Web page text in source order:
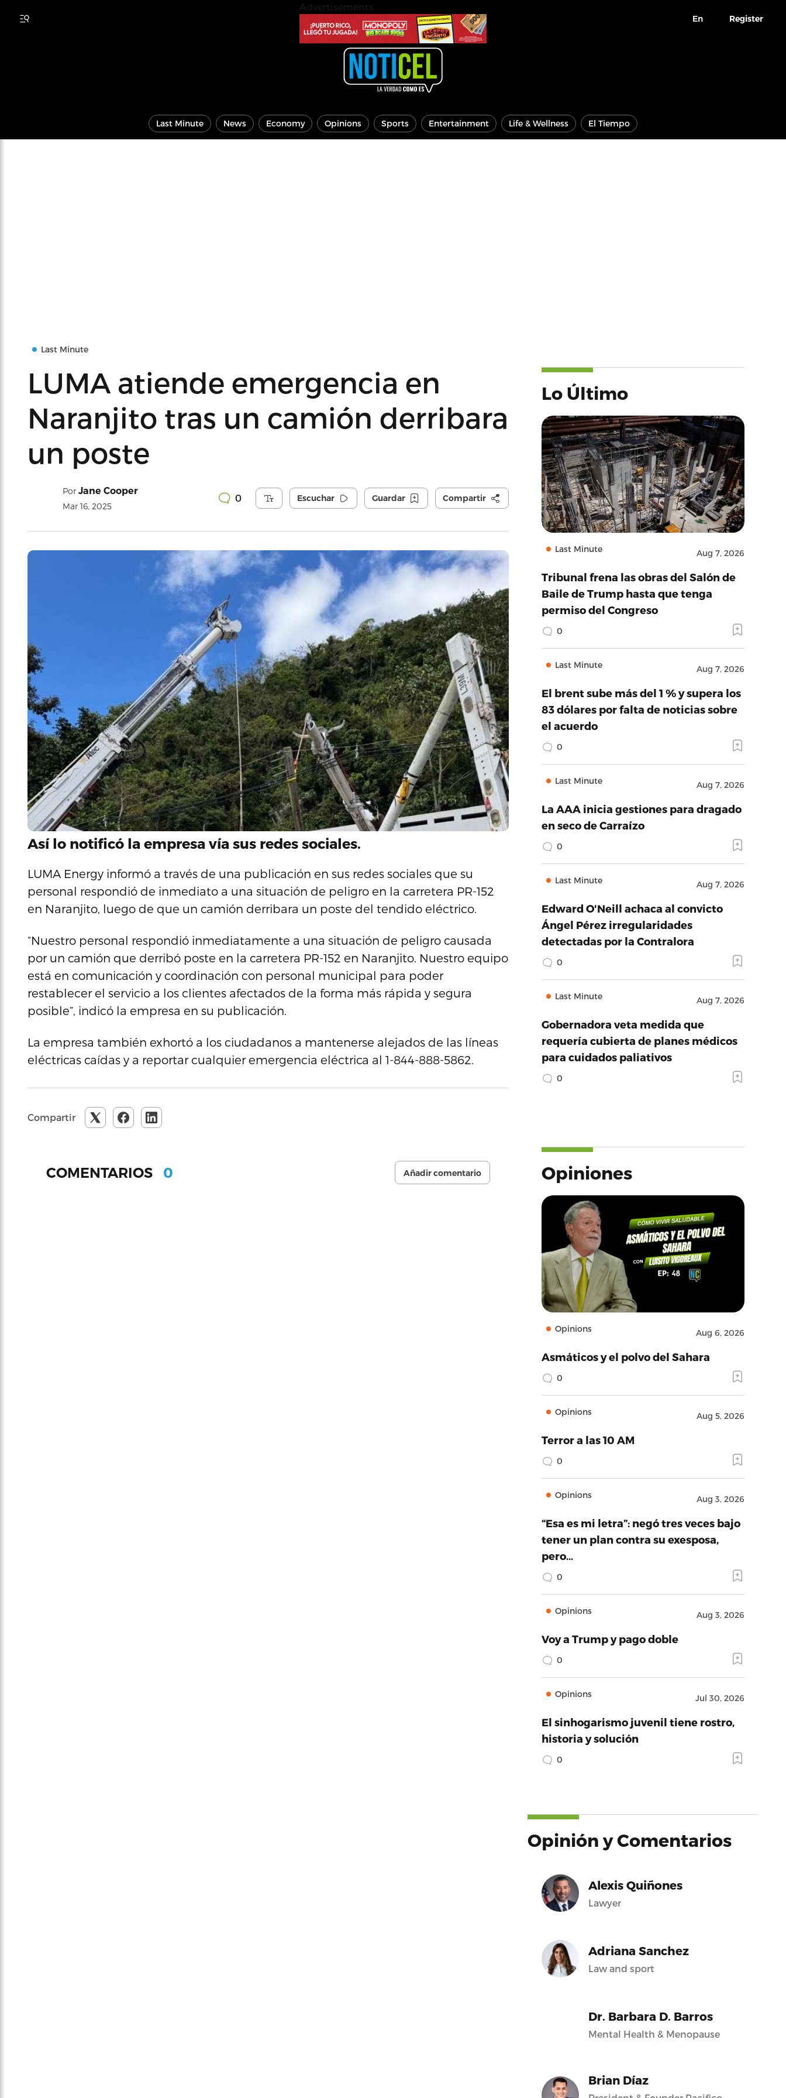
En Register
Last Minute News Economy Opinions Sports Entertainment Life & Wellness El Tiempo
Last Minute
LUMA atiende emergencia en
Naranjito tras un camión derribara
un poste
Por Jane Cooper
Mar 16, 2025
0 Escuchar Guardar Compartir
Así lo notificó la empresa vía sus redes sociales.
LUMA Energy informó a través de una publicación en sus redes sociales que su
personal respondió de inmediato a una situación de peligro en la carretera PR-152
en Naranjito, luego de que un camión derribara un poste del tendido eléctrico.
“Nuestro personal respondió inmediatamente a una situación de peligro causada
por un camión que derribó poste en la carretera PR-152 en Naranjito. Nuestro equipo
está en comunicación y coordinación con personal municipal para poder
restablecer el servicio a los clientes afectados de la forma más rápida y segura
posible”, indicó la empresa en su publicación.
La empresa también exhortó a los ciudadanos a mantenerse alejados de las líneas
eléctricas caídas y a reportar cualquier emergencia eléctrica al 1-844-888-5862.
Compartir
COMENTARIOS 0 Añadir comentario
Lo Último
Last Minute Aug 7, 2026
Tribunal frena las obras del Salón de
Baile de Trump hasta que tenga
permiso del Congreso
0
Last Minute Aug 7, 2026
El brent sube más del 1 % y supera los
83 dólares por falta de noticias sobre
el acuerdo
0
Last Minute Aug 7, 2026
La AAA inicia gestiones para dragado
en seco de Carraízo
0
Last Minute Aug 7, 2026
Edward O'Neill achaca al convicto
Ángel Pérez irregularidades
detectadas por la Contralora
0
Last Minute Aug 7, 2026
Gobernadora veta medida que
requería cubierta de planes médicos
para cuidados paliativos
0
Opiniones
Opinions Aug 6, 2026
Asmáticos y el polvo del Sahara
0
Opinions Aug 5, 2026
Terror a las 10 AM
0
Opinions Aug 3, 2026
“Esa es mi letra”: negó tres veces bajo
tener un plan contra su exesposa,
pero…
0
Opinions Aug 3, 2026
Voy a Trump y pago doble
0
Opinions Jul 30, 2026
El sinhogarismo juvenil tiene rostro,
historia y solución
0
Opinión y Comentarios
Alexis Quiñones
Lawyer
Adriana Sanchez
Law and sport
Dr. Barbara D. Barros
Mental Health & Menopause
Brian Díaz